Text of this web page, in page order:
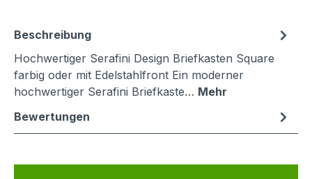
Beschreibung
Hochwertiger Serafini Design Briefkasten Square
farbig oder mit Edelstahlfront Ein moderner
hochwertiger Serafini Briefkaste… Mehr
Bewertungen